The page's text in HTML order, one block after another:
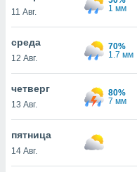
действия
рекламу
нашей
cookie
11 Авг.
1 мм
среда
12 Авг.
70%
1.7 мм
четверг
13 Авг.
80%
7 мм
пятница
14 Авг.